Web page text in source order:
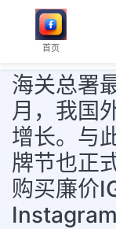
首页
海关总署
月，我国
增长。与
牌节也正
购买廉价
Instagram